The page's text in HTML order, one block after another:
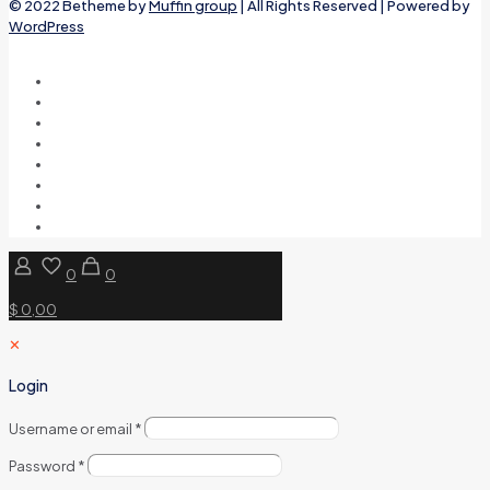
© 2022 Betheme byMuffin group | All Rights Reserved | Powered by
WordPress
0
0
$ 0,00
✕
Login
Username or email *
Password *